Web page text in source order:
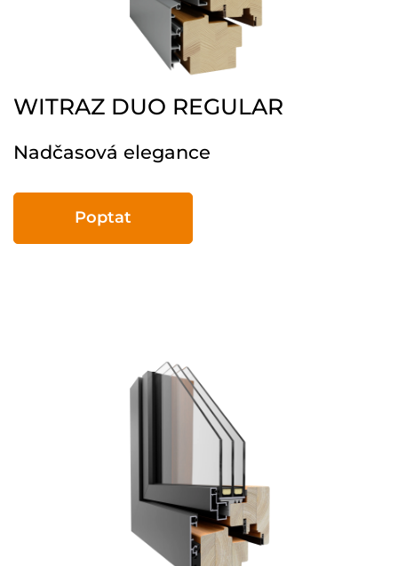
WITRAZ DUO REGULAR
Nadčasová elegance
Poptat